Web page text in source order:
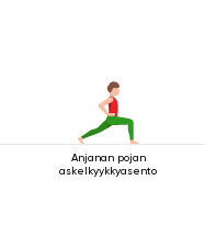
Anjanan pojan
askelkyykkyasento